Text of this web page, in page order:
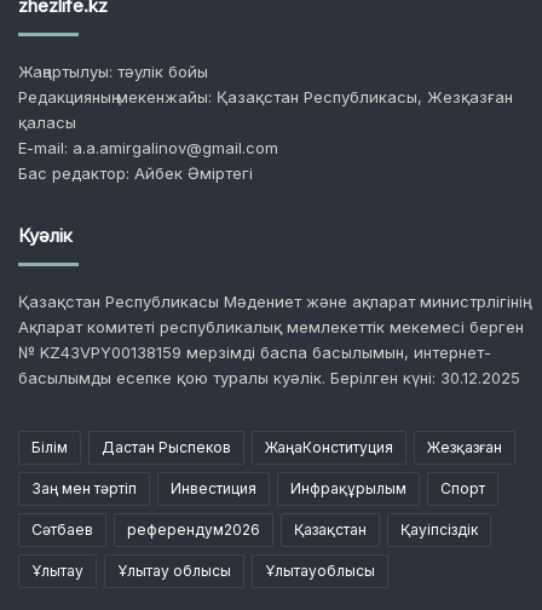
zhezlife.kz
Жаңартылуы: тәулік бойы
Редакцияның мекенжайы: Қазақстан Республикасы, Жезқазған
қаласы
E-mail: a.a.amirgalinov@gmail.com
Бас редактор: Айбек Әміртегі
Куәлік
Қазақстан Республикасы Мәдениет және ақпарат министрлігінің
Ақпарат комитеті республикалық мемлекеттік мекемесі берген
№ KZ43VPY00138159 мерзімді баспа басылымын, интернет-
басылымды есепке қою туралы куәлік. Берілген күні: 30.12.2025
Білім Дастан Рыспеков ЖаңаКонституция Жезқазған
Заң мен тәртіп Инвестиция Инфрақұрылым Спорт
Сәтбаев референдум2026 Қазақстан Қауіпсіздік
Ұлытау Ұлытау облысы Ұлытауоблысы